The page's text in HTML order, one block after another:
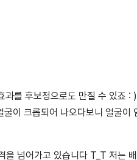
과를 후보정으로도 만질 수 있죠 : )
이 크롭되어 나오다보니 얼굴이
넘어가고 있습니다 T_T 저는 배